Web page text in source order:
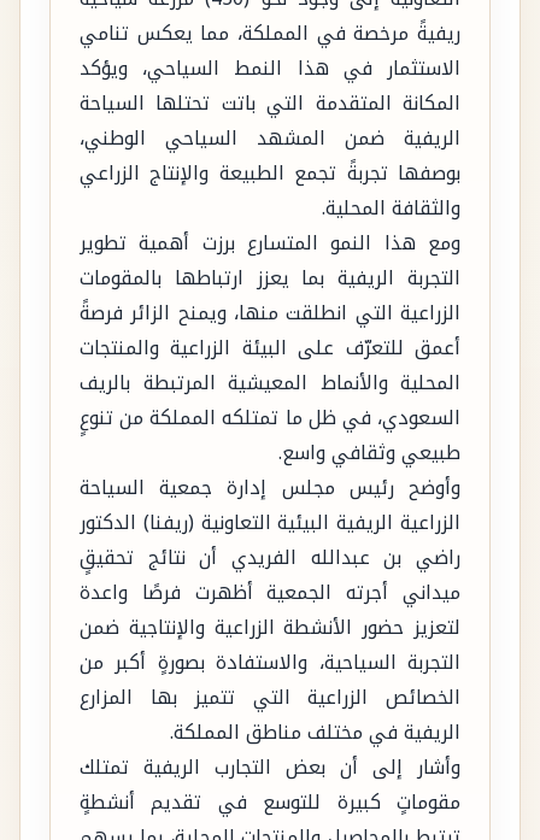
ريفيةً مرخصة في المملكة، مما يعكس تنامي
الاستثمار في هذا النمط السياحي، ويؤكد
المكانة المتقدمة التي باتت تحتلها السياحة
الريفية ضمن المشهد السياحي الوطني،
بوصفها تجربةً تجمع الطبيعة والإنتاج الزراعي
والثقافة المحلية.
ومع هذا النمو المتسارع برزت أهمية تطوير
التجربة الريفية بما يعزز ارتباطها بالمقومات
الزراعية التي انطلقت منها، ويمنح الزائر فرصةً
أعمق للتعرّف على البيئة الزراعية والمنتجات
المحلية والأنماط المعيشية المرتبطة بالريف
السعودي، في ظل ما تمتلكه المملكة من تنوعٍ
طبيعي وثقافي واسع.
وأوضح رئيس مجلس إدارة جمعية السياحة
الزراعية الريفية البيئية التعاونية (ريفنا) الدكتور
راضي بن عبدالله الفريدي أن نتائج تحقيقٍ
ميداني أجرته الجمعية أظهرت فرصًا واعدة
لتعزيز حضور الأنشطة الزراعية والإنتاجية ضمن
التجربة السياحية، والاستفادة بصورةٍ أكبر من
الخصائص الزراعية التي تتميز بها المزارع
الريفية في مختلف مناطق المملكة.
وأشار إلى أن بعض التجارب الريفية تمتلك
مقوماتٍ كبيرة للتوسع في تقديم أنشطةٍ